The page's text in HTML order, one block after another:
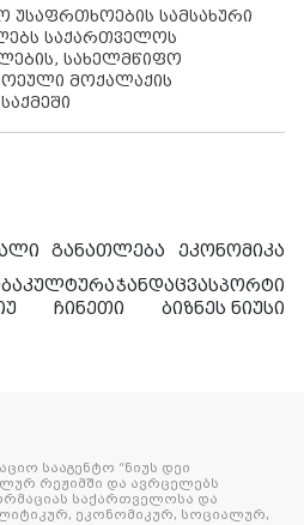
უსაფრთხოების სამსახური
საქართველოს
სახელმწიფო
მოქალაქის
განათლება
ეკონომიკა
კულტურაჯანდაცვასპორტი
ჩინეთი ბიზნეს ნიუსი
სააგენტო “ნიუს დეი
რეჟიმში და ავრცელებს
საქართველოსა და
ეკონომიკურ, სოციალურ,